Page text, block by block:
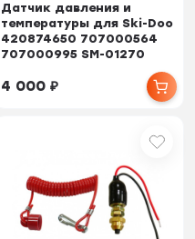
Датчик давления и
температуры для Ski-Doo
420874650 707000564
707000995 SM-01270
4 000₽